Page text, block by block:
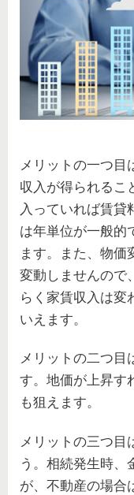
メリットの一つ
収入が得られるこ
入っていれば賃貸
は年単位が一般的
ます。また、物価
変動しませんので
らく家賃収入は変
いえます。
メリットの二つ目
す。地価が上昇す
も狙えます。
メリットの三つ目
う。相続発生時、
が、不動産の場合